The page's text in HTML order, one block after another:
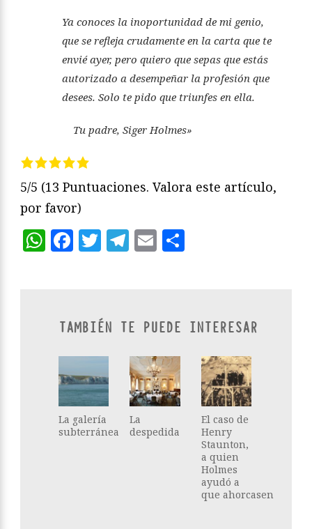
Ya conoces la inoportunidad de mi genio,
que se refleja crudamente en la carta que te
envié ayer, pero quiero que sepas que estás
autorizado a desempeñar la profesión que
desees. Solo te pido que triunfes en ella.
Tu padre, Siger Holmes»
5/5 (13 Puntuaciones. Valora este artículo,
por favor)
WhatsApp
Facebook
Twitter
Telegram
Email
TAMBIÉN TE PUEDE INTERESAR
La galería
subterránea
La
despedida
El caso de
Henry
Staunton,
a quien
Holmes
ayudó a
que ahorcasen